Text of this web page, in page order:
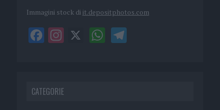
Immagini stock di it.depositphotos.com
CATEGORIE